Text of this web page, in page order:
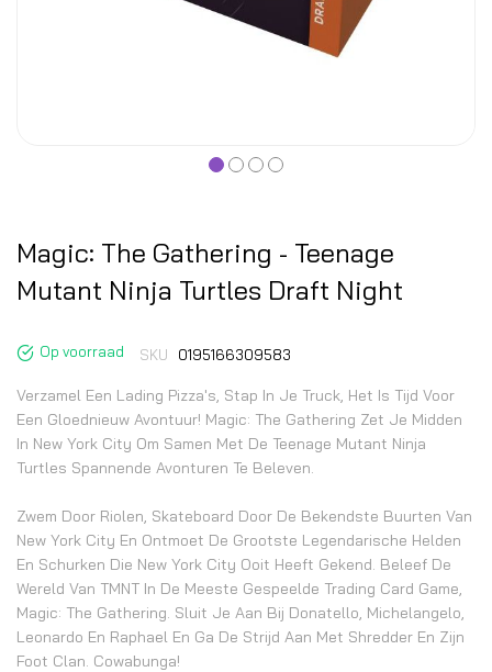
Magic: The Gathering - Teenage
Mutant Ninja Turtles Draft Night
Op voorraad SKU 0195166309583
Verzamel Een Lading Pizza's, Stap In Je Truck, Het Is Tijd Voor
Een Gloednieuw Avontuur! Magic: The Gathering Zet Je Midden
In New York City Om Samen Met De Teenage Mutant Ninja
Turtles Spannende Avonturen Te Beleven.
Zwem Door Riolen, Skateboard Door De Bekendste Buurten Van
New York City En Ontmoet De Grootste Legendarische Helden
En Schurken Die New York City Ooit Heeft Gekend. Beleef De
Wereld Van TMNT In De Meeste Gespeelde Trading Card Game,
Magic: The Gathering. Sluit Je Aan Bij Donatello, Michelangelo,
Leonardo En Raphael En Ga De Strijd Aan Met Shredder En Zijn
Foot Clan. Cowabunga!